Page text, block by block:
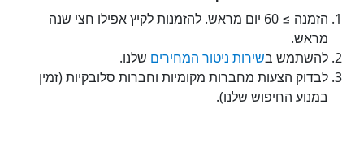
הזמנה ≥ 60 יום מראש. להזמנות לקיץ אפילו חצי שנה
מראש.
להשתמש בשירות ניטור המחיריםשלנו.
לבדוק הצעות מחברות מקומיות וחברות סלובקיות (זמין
במנוע החיפוש שלנו).